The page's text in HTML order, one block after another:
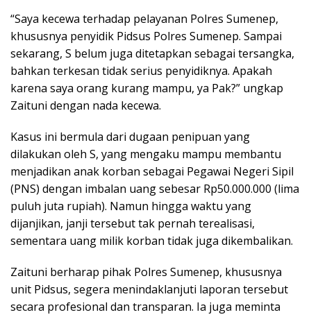
“Saya kecewa terhadap pelayanan Polres Sumenep,
khususnya penyidik Pidsus Polres Sumenep. Sampai
sekarang, S belum juga ditetapkan sebagai tersangka,
bahkan terkesan tidak serius penyidiknya. Apakah
karena saya orang kurang mampu, ya Pak?” ungkap
Zaituni dengan nada kecewa.
Kasus ini bermula dari dugaan penipuan yang
dilakukan oleh S, yang mengaku mampu membantu
menjadikan anak korban sebagai Pegawai Negeri Sipil
(PNS) dengan imbalan uang sebesar Rp50.000.000 (lima
puluh juta rupiah). Namun hingga waktu yang
dijanjikan, janji tersebut tak pernah terealisasi,
sementara uang milik korban tidak juga dikembalikan.
Zaituni berharap pihak Polres Sumenep, khususnya
unit Pidsus, segera menindaklanjuti laporan tersebut
secara profesional dan transparan. Ia juga meminta